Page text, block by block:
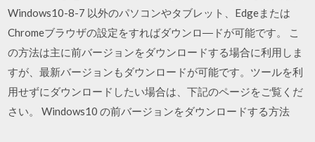
Windows10-8-7 以外のパソコンやタブレット、Edgeまたは
Chromeブラウザの設定をすればダウンロ―ドが可能です。 こ
の方法は主に前バージョンをダウンロードする場合に利用しま
すが、最新バージョンもダウンロードが可能です。ツールを利
用せずにダウンロードしたい場合は、下記のページをご覧くだ
さい。 Windows10 の前バージョンをダウンロードする方法